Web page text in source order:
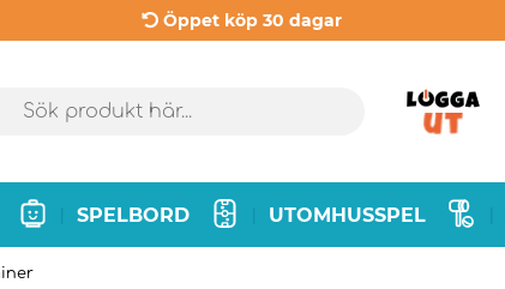
Öppet köp 30 dagar
SPELBORD UTOMHUSSPEL